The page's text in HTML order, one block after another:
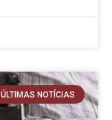
ÚLTIMAS NOTÍCIAS